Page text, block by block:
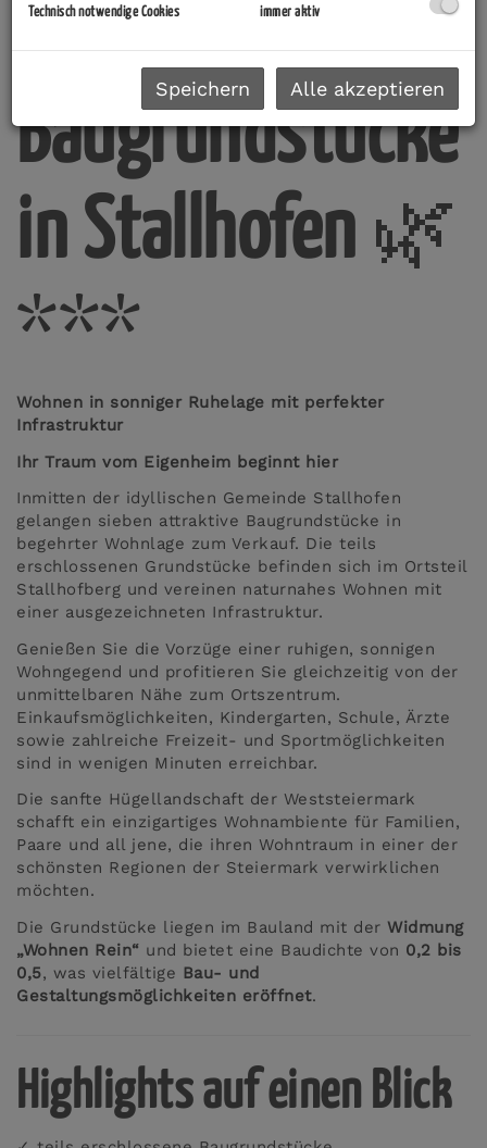
Exklusive
Baugrundstücke
in Stallhofen 🌿
***
Wohnen in sonniger Ruhelage mit perfekter
Infrastruktur
Ihr Traum vom Eigenheim beginnt hier
Inmitten der idyllischen Gemeinde Stallhofen
gelangen sieben attraktive Baugrundstücke in
begehrter Wohnlage zum Verkauf. Die teils
erschlossenen Grundstücke befinden sich im Ortsteil
Stallhofberg und vereinen naturnahes Wohnen mit
einer ausgezeichneten Infrastruktur.
Genießen Sie die Vorzüge einer ruhigen, sonnigen
Wohngegend und profitieren Sie gleichzeitig von der
unmittelbaren Nähe zum Ortszentrum.
Einkaufsmöglichkeiten, Kindergarten, Schule, Ärzte
sowie zahlreiche Freizeit- und Sportmöglichkeiten
sind in wenigen Minuten erreichbar.
Die sanfte Hügellandschaft der Weststeiermark
schafft ein einzigartiges Wohnambiente für Familien,
Paare und all jene, die ihren Wohntraum in einer der
schönsten Regionen der Steiermark verwirklichen
möchten.
Die Grundstücke liegen im Bauland mit der Widmung
„Wohnen Rein“ und bietet eine Baudichte von 0,2 bis
0,5, was vielfältige Bau- und
Gestaltungsmöglichkeiten eröffnet.
Highlights auf einen Blick
Technisch notwendige Cookies immer aktiv
Speichern Alle akzeptieren